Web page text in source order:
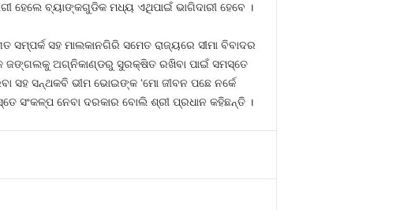
ହେଲେ ବ୍ୟାଙ୍କଗୁଡିକ ମଧ୍ୟ ଏଥିପାଇଁ ଭାଗିଦାରୀ ହେବେ ।
ସହ ମାଲକାନଗିରି ସମେତ ରାଜ୍ୟରେ ସୀମା ବିବାଦର
ଜଙ୍ଗଲକୁ ଅଗ୍ନିକାଣ୍ଡରୁ ସୁରକ୍ଷିତ ରଖିବା ପାଇଁ ସମସ୍ତେ
ସହ ସନ୍ଥକବି ଭୀମ ଭୋଇଙ୍କ ‘ମୋ ଜୀବନ ପଛେ ନର୍କେ
ସଂକଳ୍ପ ନେବା ଦରକାର ବୋଲି ଶ୍ରୀ ପ୍ରଧାନ କହିଛନ୍ତି ।